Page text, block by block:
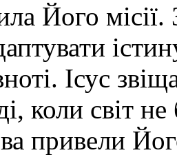
Його
Ісус
коли світ
привели